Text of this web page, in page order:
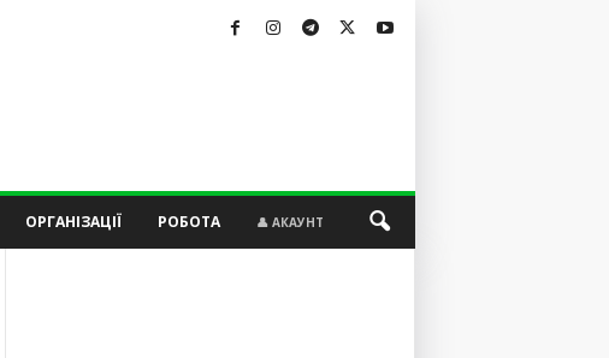
ОРГАНІЗАЦІЇ РОБОТА 👤 АКАУНТ